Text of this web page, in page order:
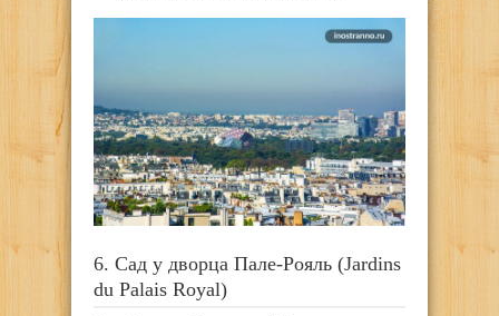
6. Сад у дворца Пале-Рояль (Jardins
du Palais Royal)